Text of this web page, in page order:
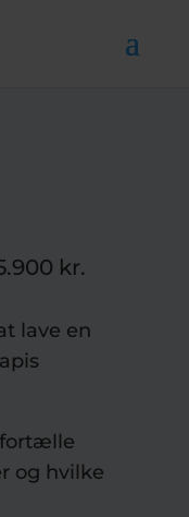
kr.
lave en
og hvilke